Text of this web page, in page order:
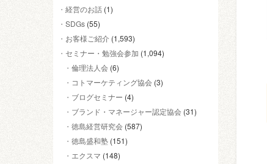
経営のお話 (1)
SDGs (55)
お客様ご紹介 (1,593)
セミナー・勉強会参加 (1,094)
倫理法人会 (6)
コトマーケティング協会 (3)
ブログセミナー (4)
ブランド・マネージャー認定協会 (31)
徳島経営研究会 (587)
徳島盛和塾 (151)
エクスマ (148)